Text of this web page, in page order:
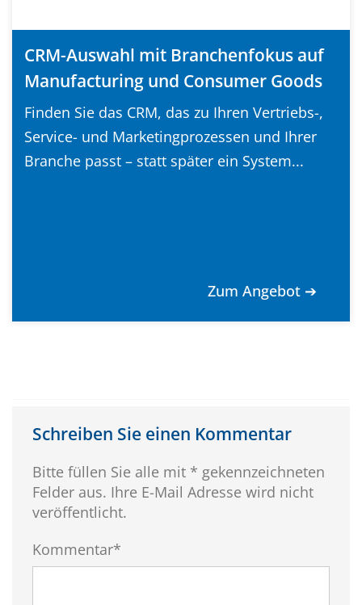
CRM-Auswahl mit Branchenfokus auf
Manufacturing und Consumer Goods
Finden Sie das CRM, das zu Ihren Vertriebs-,
Service- und Marketingprozessen und Ihrer
Branche passt – statt später ein System...
Zum Angebot ➔
Schreiben Sie einen Kommentar
Bitte füllen Sie alle mit * gekennzeichneten
Felder aus. Ihre E-Mail Adresse wird nicht
veröffentlicht.
Kommentar*